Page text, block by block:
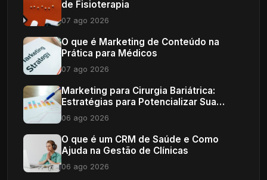
de Fisioterapia
07 ago 2026
O que é Marketing de Conteúdo na
Prática para Médicos
07 ago 2026
Marketing para Cirurgia Bariátrica:
Estratégias para Potencializar Sua
Clínica
06 ago 2026
O que é um CRM de Saúde e Como
Ajuda na Gestão de Clínicas
06 ago 2026